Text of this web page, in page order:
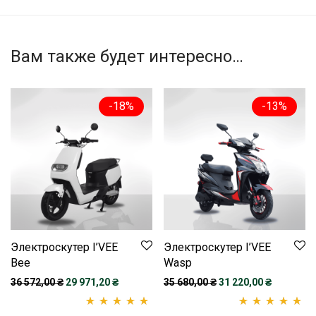
Вам также будет интересно…
-18%
Электроскутер I’VEE
Bee
36 572,00₴ Первоначальная цена составляла 36 572,00 ₴.
29 971,20₴Текущая цена: 29 971,20 ₴.
-13%
Электроскутер I’VEE
Wasp
35 680,00₴Первоначальная
31 220,00₴Текущая